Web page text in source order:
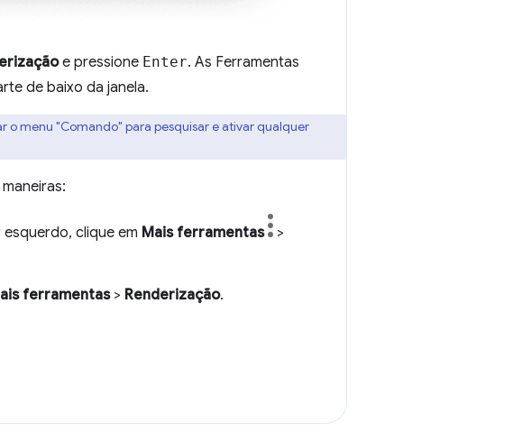
e pressione Enter. As Ferramentas
de baixo da janela.
o menu "Comando" para pesquisar e ativar qualquer
clique em Mais ferramentas
>
ferramentas> Renderização.